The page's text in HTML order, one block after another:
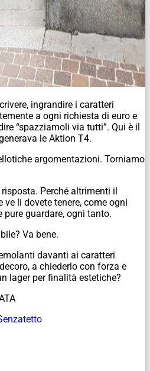
ingrandire i caratteri
a ogni richiesta di euro e
“spazziamoli via tutti”. Qui è il
le Aktion T4.
argomentazioni. Torniamo
risposta. Perché altrimenti il
li dovete tenere, come ogni
guardare, ogni tanto.
Va bene.
davanti ai caratteri
a chiederlo con forza e
lager per finalità estetiche?